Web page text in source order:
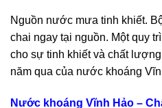
Nguồn nước mưa tinh khiết.
chai ngay tại nguồn. Một quy
cho sự tinh khiết và chất
năm qua của nước khoáng
Nước khoáng Vĩnh Hảo –